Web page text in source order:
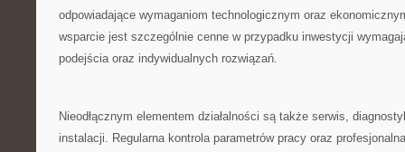
odpowiadające wymaganiom technologicznym oraz
wsparcie jest szczególnie cenne w przypadku inwestycji
podejścia oraz indywidualnych rozwiązań.
Nieodłącznym elementem działalności są także serwis,
instalacji. Regularna kontrola parametrów pracy oraz